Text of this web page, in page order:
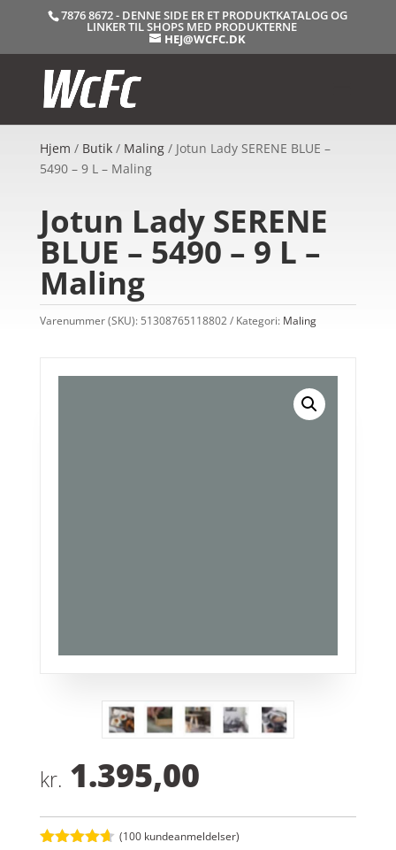
7876 8672 - DENNE SIDE ER ET PRODUKTKATALOG OG
LINKER TIL SHOPS MED PRODUKTERNE
HEJ@WCFC.DK
Hjem / Butik/ Maling/ Jotun Lady SERENE BLUE –
5490 – 9 L – Maling
Jotun Lady SERENE
BLUE – 5490 – 9 L –
Maling
Varenummer (SKU): 51308765118802 Kategori: Maling
kr. 1.395,00
(100 kundeanmeldelser)